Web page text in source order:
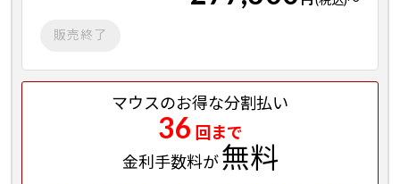
販売終了
マウスのお得な分割払い
36 回まで
金利手数料が無料